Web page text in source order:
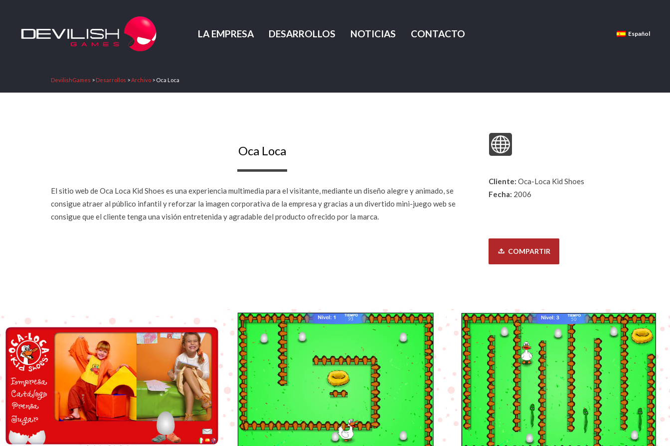
LA EMPRESA DESARROLLOS NOTICIAS CONTACTO Español
DevilishGames > Desarrollos >Archivo > Oca Loca
Oca Loca
El sitio web de Oca Loca Kid Shoes es una experiencia multimedia para el visitante, mediante un diseño alegre y animado, se
consigue atraer al público infantil y reforzar la imagen corporativa de la empresa y gracias a un divertido mini-juego web se
consigue que el cliente tenga una visión entretenida y agradable del producto ofrecido por la marca.
Cliente: Oca-Loca Kid Shoes
Fecha: 2006
COMPARTIR